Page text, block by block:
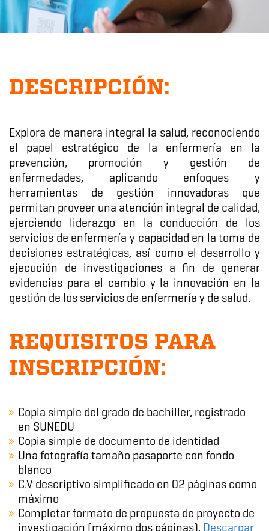
DESCRIPCIÓN:
Explora de manera integral la salud, reconociendo
el papel estratégico de la enfermería en la
prevención, promoción y gestión de
enfermedades, aplicando enfoques y
herramientas de gestión innovadoras que
permitan proveer una atención integral de calidad,
ejerciendo liderazgo en la conducción de los
servicios de enfermería y capacidad en la toma de
decisiones estratégicas, así como el desarrollo y
ejecución de investigaciones a fin de generar
evidencias para el cambio y la innovación en la
gestión de los servicios de enfermería y de salud.
REQUISITOS PARA
INSCRIPCIÓN:
Copia simple del grado de bachiller, registrado
en SUNEDU
Copia simple de documento de identidad
Una fotografía tamaño pasaporte con fondo
blanco
C.V descriptivo simplificado en 02 páginas como
máximo
Completar formato de propuesta de proyecto de
investigación (máximo dos páginas). Descargar